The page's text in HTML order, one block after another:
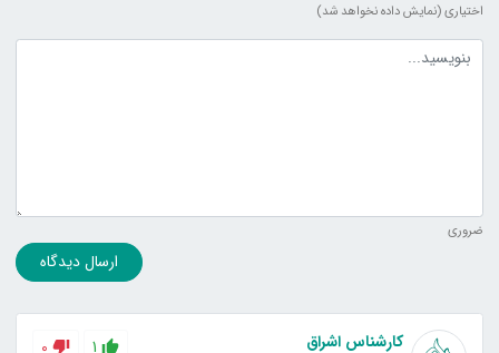
اختیاری (نمایش داده نخواهد شد)
متن دیدگاه
ضروری
ارسال دیدگاه
کارشناس اشراق 1
0